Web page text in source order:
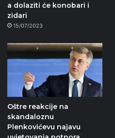
a dolaziti će konobari i
zidari
15/07/2023
Oštre reakcije na
skandaloznu
Plenkovićevu najavu